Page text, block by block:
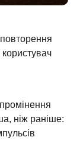
ніж раніше: